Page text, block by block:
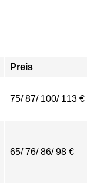
Preis
75/ 87/ 100/ 113 €
65/ 76/ 86/ 98 €